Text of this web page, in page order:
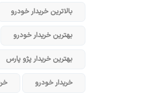
بالاترین خریدار خودرو
بهترین خریدار خودرو
بهترین خریدار پژو پارس
خریدار خودرو